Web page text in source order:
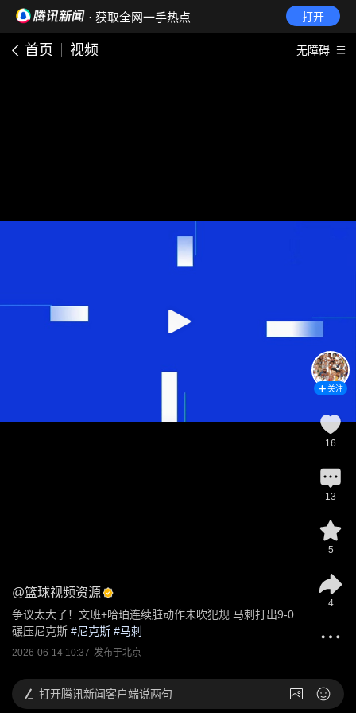
· 获取全网一手热点 打开
首页 视频 无障碍
@篮球视频资源
争议太大了！文班+哈珀连续脏动作未吹犯规 马刺打出9-0
碾压尼克斯 #尼克斯 #马刺
2026-06-14 10:37 发布于北京
关注
16
13
5
4
打开腾讯新闻客户端说两句